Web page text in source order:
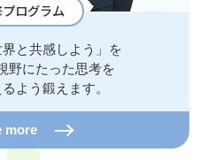
ログラム
界と共感しよう」を
野にたった思考を
よう鍛えます。
more